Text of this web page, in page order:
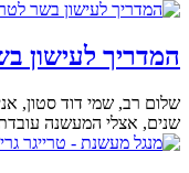
המדריך לעישון
שנים, אצלי המעשנה